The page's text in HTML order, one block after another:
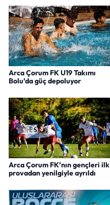
Arca Çorum FK U19 Takımı
Bolu’da güç depoluyor
Arca Çorum FK’nın gençleri ilk
provadan yenilgiyle ayrıldı